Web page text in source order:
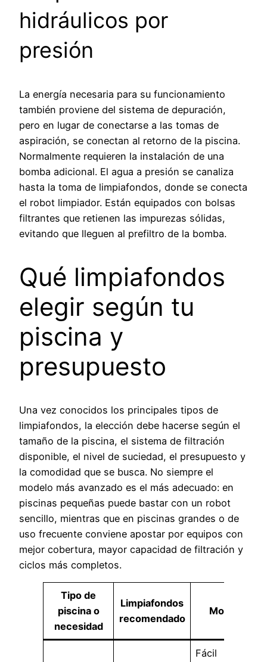
hidráulicos por
presión
La energía necesaria para su funcionamiento
también proviene del sistema de depuración,
pero en lugar de conectarse a las tomas de
aspiración, se conectan al retorno de la piscina.
Normalmente requieren la instalación de una
bomba adicional. El agua a presión se canaliza
hasta la toma de limpiafondos, donde se conecta
el robot limpiador. Están equipados con bolsas
filtrantes que retienen las impurezas sólidas,
evitando que lleguen al prefiltro de la bomba.
Qué limpiafondos
elegir según tu
piscina y
presupuesto
Una vez conocidos los principales tipos de
limpiafondos, la elección debe hacerse según el
tamaño de la piscina, el sistema de filtración
disponible, el nivel de suciedad, el presupuesto y
la comodidad que se busca. No siempre el
modelo más avanzado es el más adecuado: en
piscinas pequeñas puede bastar con un robot
sencillo, mientras que en piscinas grandes o de
uso frecuente conviene apostar por equipos con
mejor cobertura, mayor capacidad de filtración y
ciclos más completos.
Tipo de
piscina o
necesidad
Limpiafondos
recomendado
Motivo
Fácil